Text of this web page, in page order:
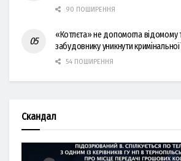
90 ПОШИРЕННЯ
«Котлєта» не допомогла відомому
забудовнику уникнути
54 ПОШИРЕННЯ
Скандал